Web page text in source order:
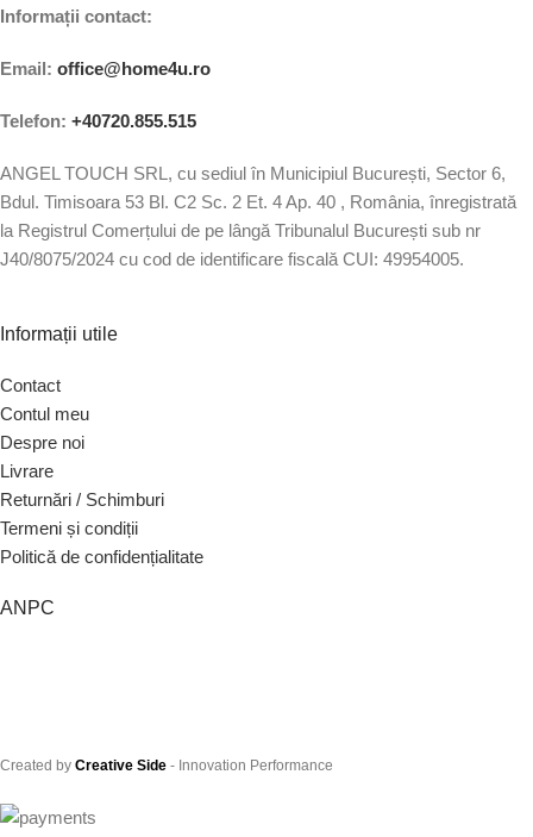
Informații contact:
Email: office@home4u.ro
Telefon: +40720.855.515
ANGEL TOUCH SRL, cu sediul în Municipiul București, Sector 6,
Bdul. Timisoara 53 Bl. C2 Sc. 2 Et. 4 Ap. 40 , România, înregistrată
la Registrul Comerțului de pe lângă Tribunalul București sub nr
J40/8075/2024 cu cod de identificare fiscală CUI: 49954005.
Informații utile
Contact
Contul meu
Despre noi
Livrare
Returnări / Schimburi
Termeni și condiții
Politică de confidențialitate
ANPC
Created by Creative Side - Innovation Performance